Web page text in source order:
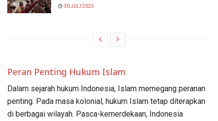
30 JULI 2025
Peran Penting Hukum Islam
Dalam sejarah hukum Indonesia, Islam memegang peranan
penting. Pada masa kolonial, hukum Islam tetap diterapkan
di berbagai wilayah. Pasca-kemerdekaan, Indonesia